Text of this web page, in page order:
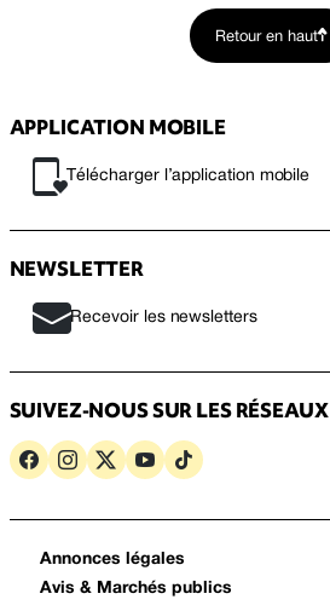
Retour en haut
APPLICATION MOBILE
Télécharger l’application mobile
NEWSLETTER
Recevoir les newsletters
SUIVEZ-NOUS SUR LES RÉSEAUX
Annonces légales
Avis & Marchés publics